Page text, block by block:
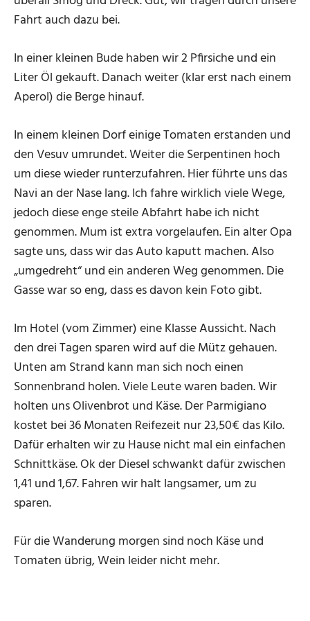
Fahrt auch dazu bei.
In einer kleinen Bude haben wir 2 Pfirsiche und ein
Liter Öl gekauft. Danach weiter (klar erst nach einem
Aperol) die Berge hinauf.
In einem kleinen Dorf einige Tomaten erstanden und
den Vesuv umrundet. Weiter die Serpentinen hoch
um diese wieder runterzufahren. Hier führte uns das
Navi an der Nase lang. Ich fahre wirklich viele Wege,
jedoch diese enge steile Abfahrt habe ich nicht
genommen. Mum ist extra vorgelaufen. Ein alter Opa
sagte uns, dass wir das Auto kaputt machen. Also
„umgedreht“ und ein anderen Weg genommen. Die
Gasse war so eng, dass es davon kein Foto gibt.
Im Hotel (vom Zimmer) eine Klasse Aussicht. Nach
den drei Tagen sparen wird auf die Mütz gehauen.
Unten am Strand kann man sich noch einen
Sonnenbrand holen. Viele Leute waren baden. Wir
holten uns Olivenbrot und Käse. Der Parmigiano
kostet bei 36 Monaten Reifezeit nur 23,50€ das Kilo.
Dafür erhalten wir zu Hause nicht mal ein einfachen
Schnittkäse. Ok der Diesel schwankt dafür zwischen
1,41 und 1,67. Fahren wir halt langsamer, um zu
sparen.
Für die Wanderung morgen sind noch Käse und
Tomaten übrig, Wein leider nicht mehr.